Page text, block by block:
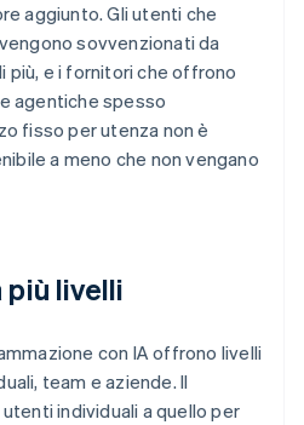
aggiunto. Gli utenti che
sovvenzionati da
più, e i fornitori che offrono
agentiche spesso
fisso per utenza non è
a meno che non vengano
più livelli
con IA offrono livelli
team e aziende. Il
individuali a quello per